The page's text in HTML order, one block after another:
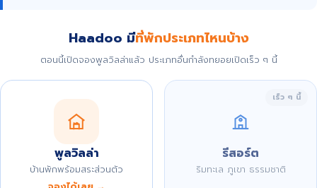
Haadoo มีที่พักประเภทไหนบ้าง
ตอนนี้เปิดจองพูลวิลล่าแล้ว ประเภทอื่นกำลังทยอยเปิดเร็ว ๆ นี้
พูลวิลล่า
บ้านพักพร้อมสระส่วนตัว
เร็ว ๆ นี้
รีสอร์ต
ริมทะเล ภูเขา ธรรมชาติ